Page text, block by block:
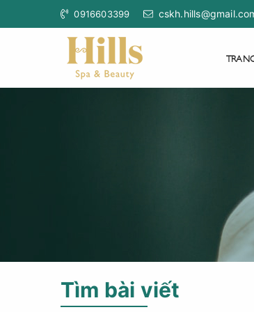
0916603399
Tìm bài viết